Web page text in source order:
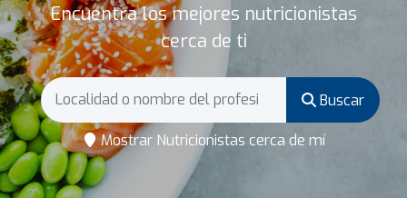
Encuentra los mejores nutricionistas
cerca de ti
Buscar
Mostrar Nutricionistas cerca de mí